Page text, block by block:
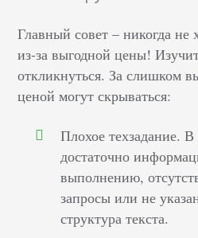
Главный совет – никогда не
из-за выгодной цены!
откликнуться. За слишком
ценой могут скрываться:
Плохое техзадание.
достаточно
выполнению,
запросы или не
структура текста.